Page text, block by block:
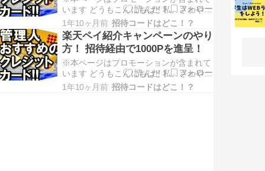
います どうもこんにちは!! 私、さわやか
と申します(^^)／ (Twitterアカウン
ト:@sawayaka_otoku) 突然ですが、皆
さん、楽天銀行ってご存知ですか？ こ
ちら、日本国内で一番使われているネッ
ト銀行のようですね！ 興味がお…
1年10ヶ月前 招待コードはどこ！？
楽天ペイ紹介キャンペーンのやり
方！ 招待経由で1000Pを進呈！
※本ページはプロモーションが含まれて
います どうもこんにちは!! 私、さわやか
と申します(^^)／ (Twitterアカウン
1年10ヶ月前 招待コードはどこ！？